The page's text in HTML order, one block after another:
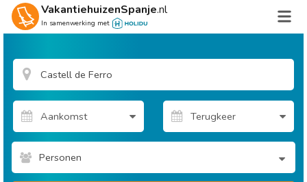
VakantiehuizenSpanje.nl
In samenwerking met
Personen